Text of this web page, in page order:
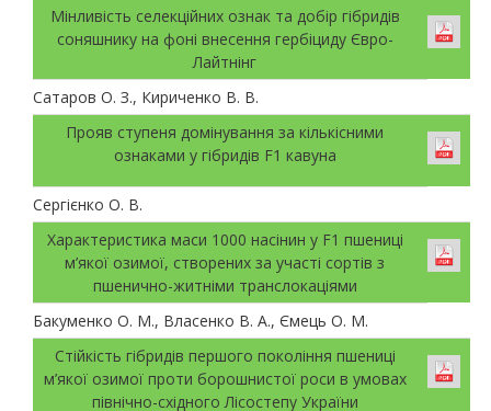
Мінливість селекційних ознак та добір гібридів
соняшнику на фоні внесення гербіциду Євро-
Лайтнінг
Сатаров О. З., Кириченко В. В.
Прояв ступеня домінування за кількісними
ознаками у гібридів F1 кавуна
Сергієнко О. В.
Характеристика маси 1000 насінин у F1 пшениці
м’якої озимої, створених за участі сортів з
пшенично-житніми транслокаціями
Бакуменко О. М., Власенко В. А., Ємець О. М.
Стійкість гібридів першого покоління пшениці
м’якої озимої проти борошнистої роси в умовах
північно-східного Лісостепу України